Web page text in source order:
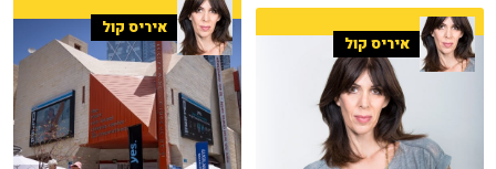
איריס קול
איריס קול